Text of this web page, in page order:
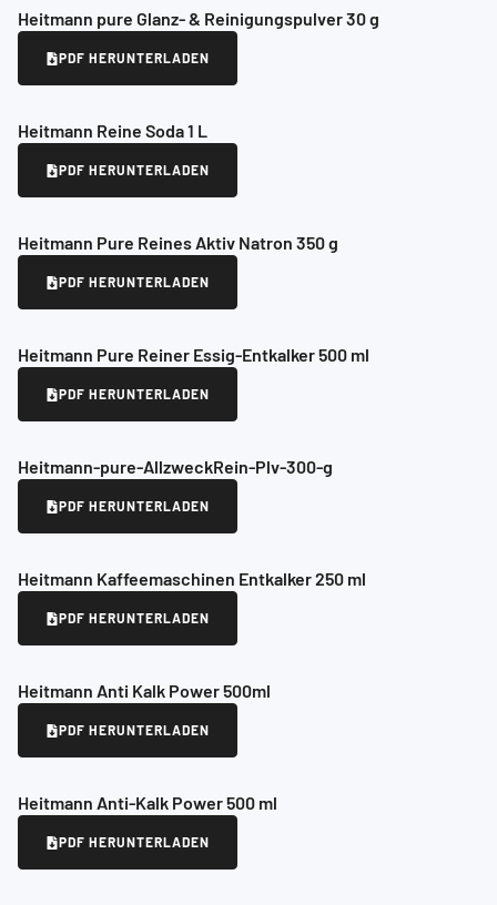
Heitmann pure Glanz- & Reinigungspulver 30 g
PDF HERUNTERLADEN
Heitmann Reine Soda 1 L
PDF HERUNTERLADEN
Heitmann Pure Reines Aktiv Natron 350 g
PDF HERUNTERLADEN
Heitmann Pure Reiner Essig-Entkalker 500 ml
PDF HERUNTERLADEN
Heitmann-pure-AllzweckRein-Plv-300-g
PDF HERUNTERLADEN
Heitmann Kaffeemaschinen Entkalker 250 ml
PDF HERUNTERLADEN
Heitmann Anti Kalk Power 500ml
PDF HERUNTERLADEN
Heitmann Anti-Kalk Power 500 ml
PDF HERUNTERLADEN